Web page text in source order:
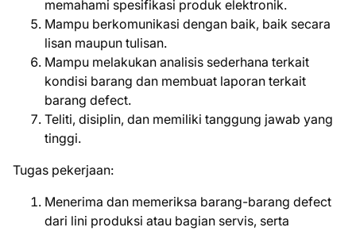
memahami spesifikasi produk elektronik.
Mampu berkomunikasi dengan baik, baik secara
lisan maupun tulisan.
Mampu melakukan analisis sederhana terkait
kondisi barang dan membuat laporan terkait
barang defect.
Teliti, disiplin, dan memiliki tanggung jawab yang
tinggi.
Tugas pekerjaan:
Menerima dan memeriksa barang-barang defect
dari lini produksi atau bagian servis, serta